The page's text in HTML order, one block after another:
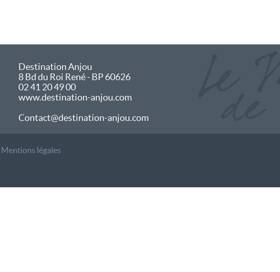
Destination Anjou
8 Bd du Roi René - BP 60626
02 41 20 49 00
www.destination-anjou.com
Contact@destination-anjou.com
Mentions légales